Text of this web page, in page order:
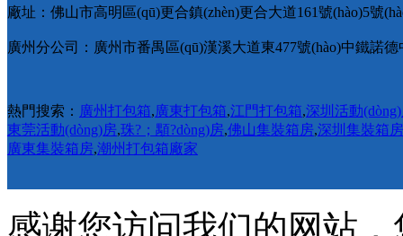
廠址：佛山市高明區(qū)更合鎮(zhèn)更合大道161號(hào)5號
廣州分公司：廣州市番禺區(qū)漢溪大道東477號(hào)中鐵諾德
熱門搜索： 廣州打包箱,廣東打包箱,江門打包箱,深圳活動
東莞活動(dòng)房,珠?；顒?dòng)房,佛山集裝箱房,深圳集裝箱房
廣東集裝箱房,潮州打包箱廠家
感谢您访问我们的网站